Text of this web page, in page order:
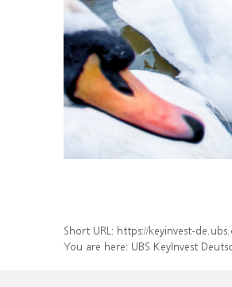
Short URL: https://keyinvest-
You are here: UBS KeyInvest